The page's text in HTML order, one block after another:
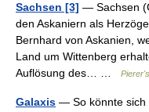
Sachsen [3] — Sachsen
den Askaniern als
Bernhard von Askanien,
Land um Wittenberg
Auflösung des… …
Galaxis — So könnte sich